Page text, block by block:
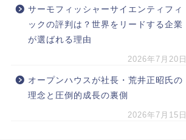
サーモフィッシャーサイエンティフィ
ックの評判は？世界をリードする企業
が選ばれる理由
2026年7月20日
オープンハウスが社長・荒井正昭氏の
理念と圧倒的成長の裏側
2026年7月15日